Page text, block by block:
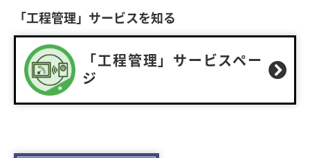
「工程管理」サービスを知る
「工程管理」サービスペー
ジ